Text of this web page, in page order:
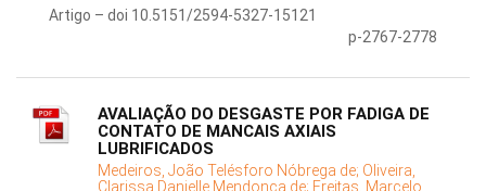
Artigo – doi 10.5151/2594-5327-15121
p-2767-2778
AVALIAÇÃO DO DESGASTE POR FADIGA DE
CONTATO DE MANCAIS AXIAIS
LUBRIFICADOS
Medeiros, João Telésforo Nóbrega de; Oliveira,
Clarissa Danielle Mendonça de; Freitas, Marcelo